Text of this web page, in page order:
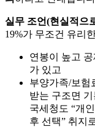
실무 조언(현실적으
19%가 무조건 유리
연봉이 높고
가 있고
부양가족/보험
받는 구조면
국세청도 “개
후 선택” 취지